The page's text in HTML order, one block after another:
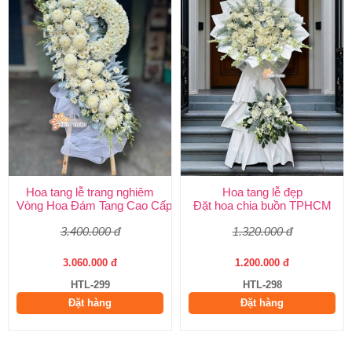
Hoa tang lễ trang nghiêm
Vòng Hoa Đám Tang Cao Cấp | Sang Trọng, Giao Nhanh
3.400.000 đ
3.060.000 đ
HTL-299
Đặt hàng
Hoa tang lễ đẹp
Đặt hoa chia buồn TPHCM
1.320.000 đ
1.200.000 đ
HTL-298
Đặt hàng